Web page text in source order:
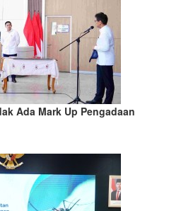
Ada Mark Up Pengadaan